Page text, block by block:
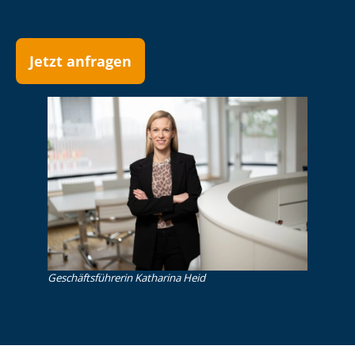
Jetzt anfragen
Ge­schäfts­füh­re­rin Katharina Heid